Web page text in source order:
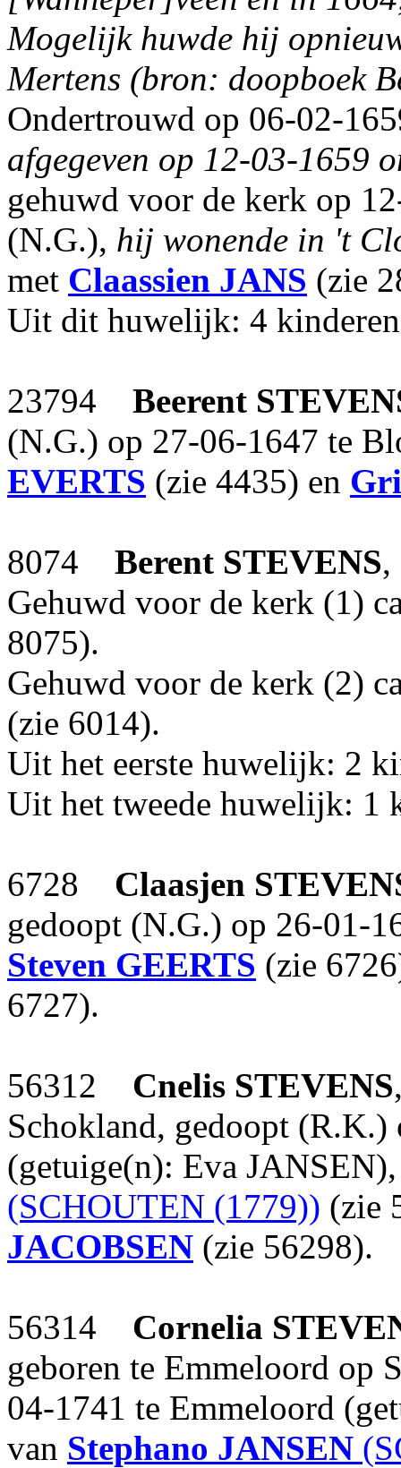
Mogelijk huwde hij
Mertens (bron: doopboek
Ondertrouwd op 06-02-
afgegeven op 12-03-1659
gehuwd voor de kerk op
(N.G.), hij wonende in 't
met Claassien JANS (zie
Uit dit huwelijk: 4
23794 Beerent
(N.G.) op 27-06-1647 te
EVERTS (zie 4435) en
8074 Berent STEVENS,
Gehuwd voor de kerk (1)
8075).
Gehuwd voor de kerk (2)
(zie 6014).
Uit het eerste huwelijk: 2
Uit het tweede huwelijk: 1
6728 Claasjen
gedoopt (N.G.) op 26-01-
Steven GEERTS (zie
6727).
56312 Cnelis STEVENS
Schokland, gedoopt
(getuige(n): Eva
(SCHOUTEN (1779)) (zie
JACOBSEN (zie 56298).
56314 Cornelia
geboren te Emmeloord op
04-1741 te Emmeloord
van Stephano JANSEN